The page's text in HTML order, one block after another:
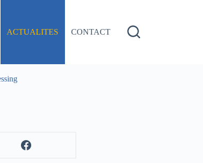
ACTUALITES CONTACT